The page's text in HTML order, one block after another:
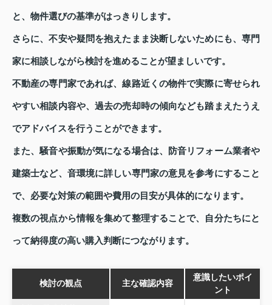
と、物件選びの基準がはっきりします。
さらに、不安や疑問を抱えたまま決断しないためにも、専門
家に相談しながら検討を進めることが望ましいです。
不動産の専門家であれば、線路近くの物件で実際に寄せられ
やすい相談内容や、過去の売却時の傾向なども踏まえたうえ
でアドバイスを行うことができます。
また、騒音や振動が気になる場合は、防音リフォーム業者や
建築士など、音環境に詳しい専門家の意見を参考にすること
で、必要な対策の範囲や費用の目安が具体的になります。
複数の視点から情報を集めて整理することで、自分たちにと
って納得度の高い購入判断につながります。
検討の観点 主な確認内容
意識したいポイ
ント